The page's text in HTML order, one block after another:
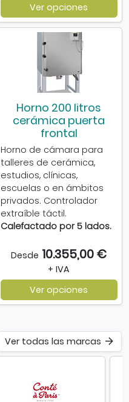
Ver opciones
Horno 200 litros
cerámica puerta
frontal
Horno de cámara para
talleres de cerámica,
estudios, clínicas,
escuelas o en ámbitos
privados. Controlador
extraíble táctil.
Calefactado por 5 lados.
Desde 10.355,00 €
+ IVA
Ver opciones
Ver todas las marcas